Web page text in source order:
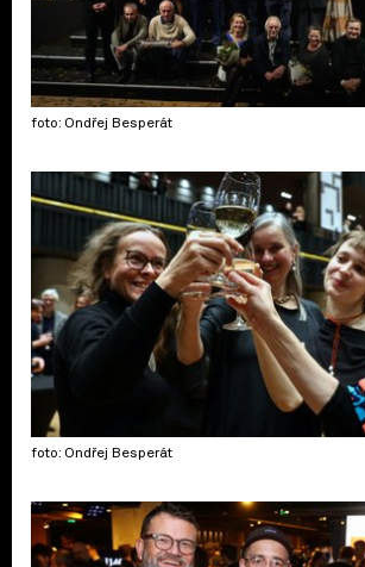
foto: Ondřej Besperát
foto: Ondřej Besperát